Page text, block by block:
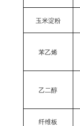
玉米淀粉
苯乙烯
乙二醇
纤维板